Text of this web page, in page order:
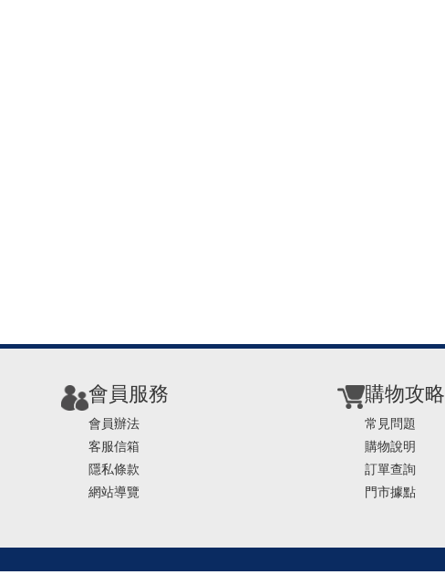
會員服務
會員辦法
客服信箱
隱私條款
網站導覽
購物攻略
常見問題
購物說明
訂單查詢
門市據點